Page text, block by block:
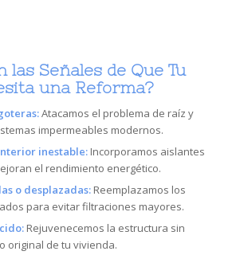
las Señales de Que Tu
una Reforma?
Atacamos el problema de raíz y
impermeables modernos.
inestable:Incorporamos aislantes
el rendimiento energético.
o desplazadas:Reemplazamos los
para evitar filtraciones mayores.
Rejuvenecemos la estructura sin
original de tu vivienda.